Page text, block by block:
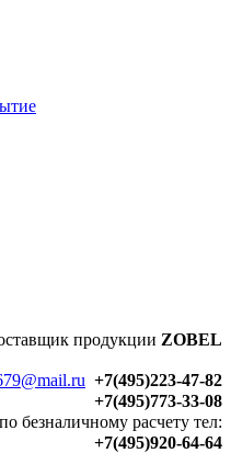
продукции ZOBEL
+7(495)223-47-82
+7(495)773-33-08
безналичному расчету тел:
+7(495)920-64-64